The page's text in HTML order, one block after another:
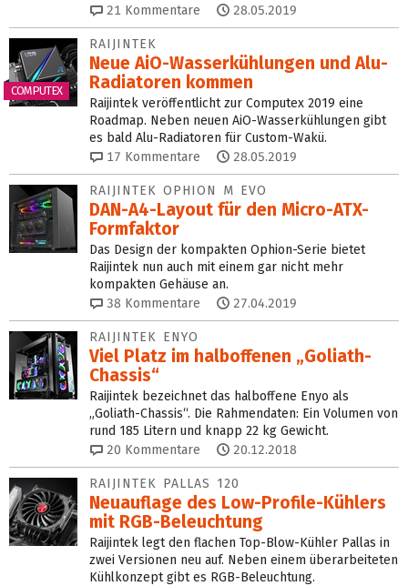
21 Kommentare 28.05.2019
COMPUTEX
RAIJINTEK
Neue AiO-Wasserkühlungen und Alu-
Radiatoren kommen
Raijintek veröffentlicht zur Computex 2019 eine
Roadmap. Neben neuen AiO-Wasserkühlungen gibt
es bald Alu-Radiatoren für Custom-Wakü.
17 Kommentare 28.05.2019
RAIJINTEK OPHION M EVO
DAN-A4-Layout für den Micro-ATX-
Formfaktor
Das Design der kompakten Ophion-Serie bietet
Raijintek nun auch mit einem gar nicht mehr
kompakten Gehäuse an.
38 Kommentare 27.04.2019
RAIJINTEK ENYO
Viel Platz im halboffenen „Goliath-
Chassis“
Raijintek bezeichnet das halboffene Enyo als
„Goliath-Chassis“. Die Rahmendaten: Ein Volumen von
rund 185 Litern und knapp 22 kg Gewicht.
20 Kommentare 20.12.2018
RAIJINTEK PALLAS 120
Neuauflage des Low-Profile-Kühlers
mit RGB-Beleuchtung
Raijintek legt den flachen Top-Blow-Kühler Pallas in
zwei Versionen neu auf. Neben einem überarbeiteten
Kühlkonzept gibt es RGB-Beleuchtung.